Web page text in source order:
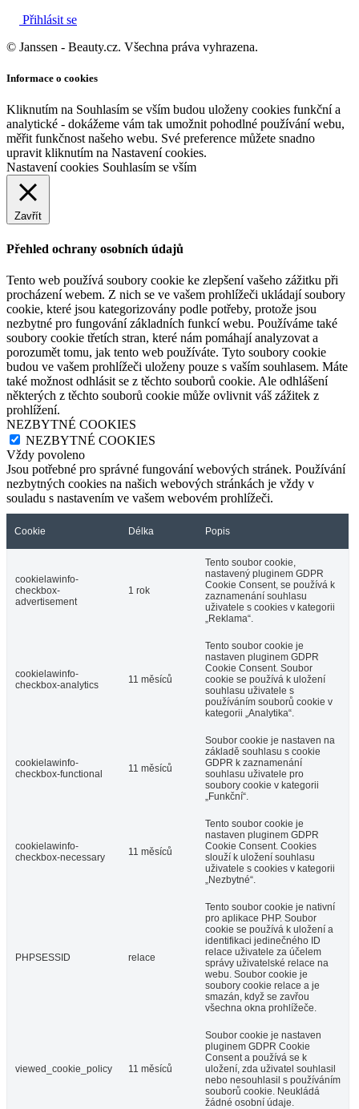
Přihlásit se
© Janssen - Beauty.cz. Všechna práva vyhrazena.
Informace o cookies
Kliknutím na Souhlasím se vším budou uloženy cookies funkční a
analytické - dokážeme vám tak umožnit pohodlné používání webu,
měřit funkčnost našeho webu. Své preference můžete snadno
upravit kliknutím na Nastavení cookies.
Nastavení cookies Souhlasím se vším
Zavřít
Přehled ochrany osobních údajů
Tento web používá soubory cookie ke zlepšení vašeho zážitku při
procházení webem. Z nich se ve vašem prohlížeči ukládají soubory
cookie, které jsou kategorizovány podle potřeby, protože jsou
nezbytné pro fungování základních funkcí webu. Používáme také
soubory cookie třetích stran, které nám pomáhají analyzovat a
porozumět tomu, jak tento web používáte. Tyto soubory cookie
budou ve vašem prohlížeči uloženy pouze s vaším souhlasem. Máte
také možnost odhlásit se z těchto souborů cookie. Ale odhlášení
některých z těchto souborů cookie může ovlivnit váš zážitek z
prohlížení.
NEZBYTNÉ COOKIES
NEZBYTNÉ COOKIES
Vždy povoleno
Jsou potřebné pro správné fungování webových stránek. Používání
nezbytných cookies na našich webových stránkách je vždy v
souladu s nastavením ve vašem webovém prohlížeči.
Cookie Délka Popis
cookielawinfo-
checkbox-
advertisement
1 rok
Tento soubor cookie,
nastavený pluginem GDPR
Cookie Consent, se používá k
zaznamenání souhlasu
uživatele s cookies v kategorii
„Reklama“.
cookielawinfo-
checkbox-analytics
11 měsíců
Tento soubor cookie je
nastaven pluginem GDPR
Cookie Consent. Soubor
cookie se používá k uložení
souhlasu uživatele s
používáním souborů cookie v
kategorii „Analytika“.
cookielawinfo-
checkbox-functional
11 měsíců
Soubor cookie je nastaven na
základě souhlasu s cookie
GDPR k zaznamenání
souhlasu uživatele pro
soubory cookie v kategorii
„Funkční“.
cookielawinfo-
checkbox-necessary
11 měsíců
Tento soubor cookie je
nastaven pluginem GDPR
Cookie Consent. Cookies
slouží k uložení souhlasu
uživatele s cookies v kategorii
„Nezbytné“.
PHPSESSID relace
Tento soubor cookie je nativní
pro aplikace PHP. Soubor
cookie se používá k uložení a
identifikaci jedinečného ID
relace uživatele za účelem
správy uživatelské relace na
webu. Soubor cookie je
soubory cookie relace a je
smazán, když se zavřou
všechna okna prohlížeče.
viewed_cookie_policy 11 měsíců
Soubor cookie je nastaven
pluginem GDPR Cookie
Consent a používá se k
uložení, zda uživatel souhlasil
nebo nesouhlasil s používáním
souborů cookie. Neukládá
žádné osobní údaje.